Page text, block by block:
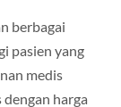
berbagai
pasien yang
medis
harga